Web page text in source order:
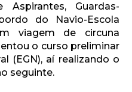
Guardas-
do Navio-Escola
viagem de circuna
o curso preliminar
(EGN), aí realizando o
seguinte.